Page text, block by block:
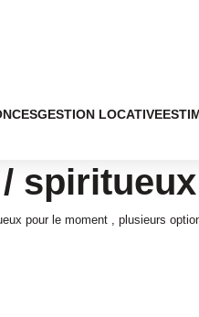
GESTION LOCATIVE
spiritueux
pour le moment , plusieurs